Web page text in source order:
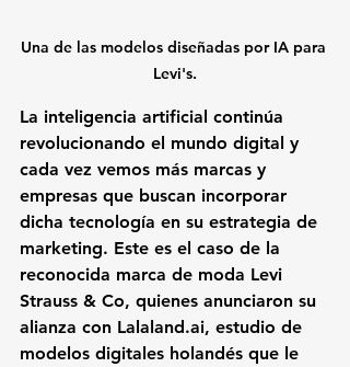
Una de las modelos diseñadas por IA para
Levi's.
La inteligencia artificial continúa
revolucionando el mundo digital y
cada vez vemos más marcas y
empresas que buscan incorporar
dicha tecnología en su estrategia de
marketing. Este es el caso de la
reconocida marca de moda Levi
Strauss & Co, quienes anunciaron su
alianza con Lalaland.ai, estudio de
modelos digitales holandés que le